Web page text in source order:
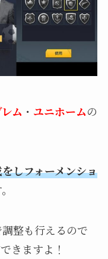
ム ・ ユニホームの
しフォーメンショ
整も行えるので
きますよ！